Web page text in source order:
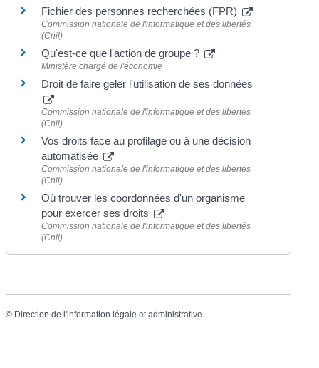
Fichier des personnes recherchées (FPR)
Commission nationale de l'informatique et des libertés
(Cnil)
Qu'est-ce que l'action de groupe ?
Ministère chargé de l'économie
Droit de faire geler l'utilisation de ses données
Commission nationale de l'informatique et des libertés
(Cnil)
Vos droits face au profilage ou à une décision
automatisée
Commission nationale de l'informatique et des libertés
(Cnil)
Où trouver les coordonnées d'un organisme
pour exercer ses droits
Commission nationale de l'informatique et des libertés
(Cnil)
© Direction de l'information légale et administrative